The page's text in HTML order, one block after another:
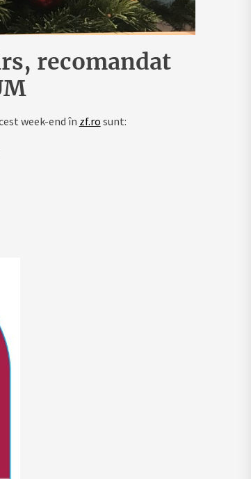
recomandat
week-end în zf.ro sunt: